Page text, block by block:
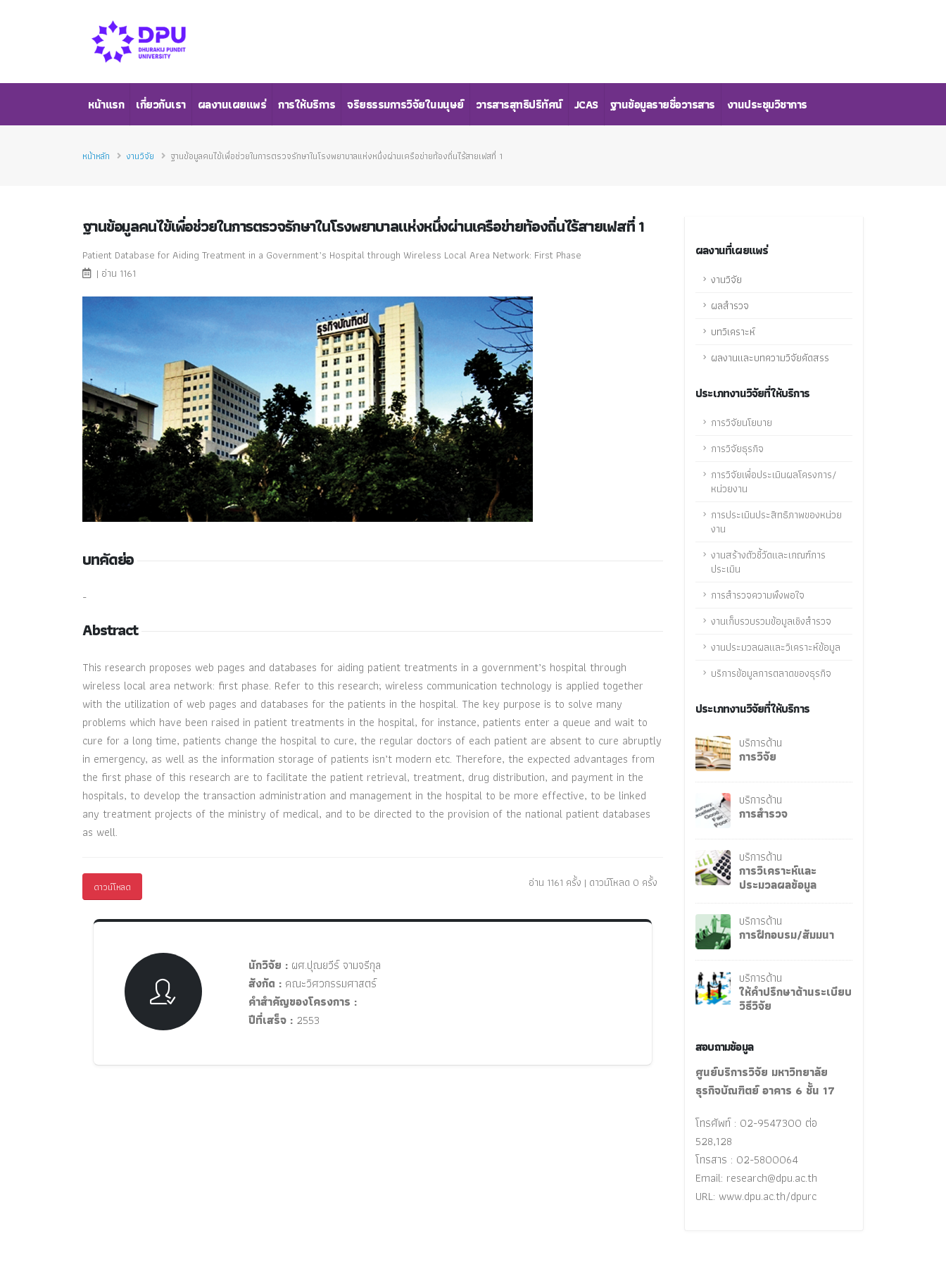
หน้าแรก เกี่ยวกับเรา ผลงานเผยแพร่ การให้บริการ จริยธรรมการวิจัยในมนุษย์ วารสารสุทธิปริทัศน์ JCAS ฐานข้อมูลรายชื่อวารสาร งานประชุมวิชาการ
หน้าหลัก งานวิจัย ฐานข้อมูลคนไข้เพื่อช่วยในการตรวจรักษาในโรงพยาบาลแห่งหนึ่งผ่านเครือข่ายท้องถิ่นไร้สายเฟสที่ 1
ฐานข้อมูลคนไข้เพื่อช่วยในการตรวจรักษาในโรงพยาบาลแห่งหนึ่งผ่านเครือข่ายท้องถิ่นไร้สายเฟสที่ 1
Patient Database for Aiding Treatment in a Government’s Hospital through Wireless Local Area Network: First Phase
| อ่าน 1161
บทคัดย่อ
-
Abstract
This research proposes web pages and databases for aiding patient treatments in a government’s hospital through
wireless local area network: first phase. Refer to this research; wireless communication technology is applied together
with the utilization of web pages and databases for the patients in the hospital. The key purpose is to solve many
problems which have been raised in patient treatments in the hospital, for instance, patients enter a queue and wait to
cure for a long time, patients change the hospital to cure, the regular doctors of each patient are absent to cure abruptly
in emergency, as well as the information storage of patients isn’t modern etc. Therefore, the expected advantages from
the first phase of this research are to facilitate the patient retrieval, treatment, drug distribution, and payment in the
hospitals, to develop the transaction administration and management in the hospital to be more effective, to be linked
any treatment projects of the ministry of medical, and to be directed to the provision of the national patient databases
as well.
ดาวน์โหลด อ่าน 1161 ครั้ง | ดาวน์โหลด 0 ครั้ง
นักวิจัย : ผศ.ปุณยวีร์ จามจรีกุล
สังกัด : คณะวิศวกรรมศาสตร์
คำสำคัญของโครงการ :
ปีที่เสร็จ : 2553
ผลงานที่เผยแพร่
งานวิจัย
ผลสำรวจ
บทวิเคราะห์
ผลงานและบทความวิจัยคัดสรร
ประเภทงานวิจัยที่ให้บริการ
การวิจัยนโยบาย
การวิจัยธุรกิจ
การวิจัยเพื่อประเมินผลโครงการ/
หน่วยงาน
การประเมินประสิทธิภาพของหน่วย
งาน
งานสร้างตัวชี้วัดและเกณฑ์การ
ประเมิน
การสำรวจความพึงพอใจ
งานเก็บรวบรวมข้อมูลเชิงสำรวจ
งานประมวลผลและวิเคราะห์ข้อมูล
บริการข้อมูลการตลาดของธุรกิจ
ประเภทงานวิจัยที่ให้บริการ
บริการด้าน
การวิจัย
บริการด้าน
การสำรวจ
บริการด้าน
การวิเคราะห์และ
ประมวลผลข้อมูล
บริการด้าน
การฝึกอบรม/สัมมนา
บริการด้าน
ให้คำปรึกษาด้านระเบียบ
วิธีวิจัย
สอบถามข้อมูล
ศูนย์บริการวิจัย มหาวิทยาลัย
ธุรกิจบัณฑิตย์ อาคาร 6 ชั้น 17
โทรศัพท์ : 02-9547300 ต่อ
528,128
โทรสาร : 02-5800064
Email: research@dpu.ac.th
URL: www.dpu.ac.th/dpurc